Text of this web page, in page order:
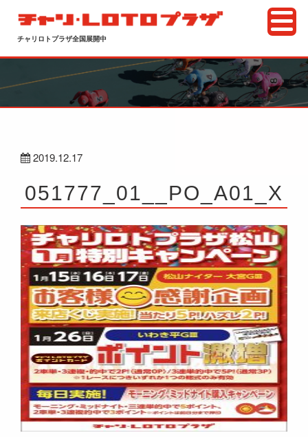
チャリロトプラザ全国展開中
2019.12.17
051777_01__PO_A01_X